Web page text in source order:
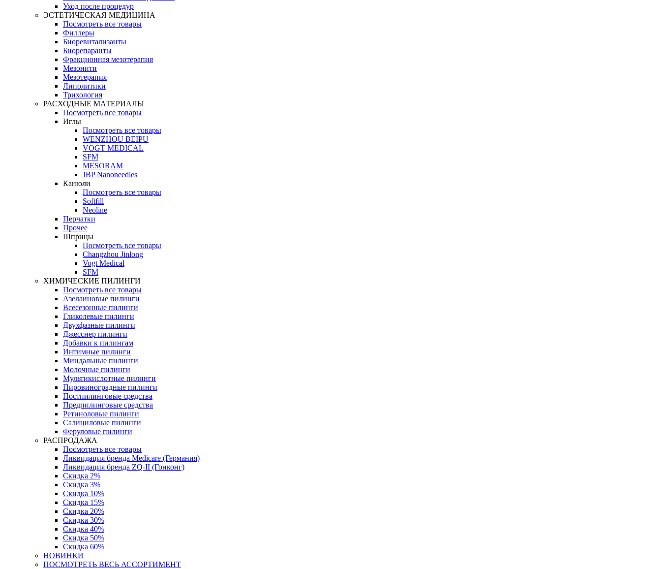
Уход после процедур
ЭСТЕТИЧЕСКАЯ МЕДИЦИНА
Посмотреть все товары
Филлеры
Биоревитализанты
Биорепаранты
Фракционная мезотерапия
Мезонити
Мезотерапия
Липолитики
Трихология
РАСХОДНЫЕ МАТЕРИАЛЫ
Посмотреть все товары
Иглы
Посмотреть все товары
WENZHOU BEIPU
VOGT MEDICAL
SFM
MESORAM
JBP Nanoneedles
Канюли
Посмотреть все товары
Softfill
Neoline
Перчатки
Прочее
Шприцы
Посмотреть все товары
Changzhou Jinlong
Vogt Medical
SFM
ХИМИЧЕСКИЕ ПИЛИНГИ
Посмотреть все товары
Азелаиновые пилинги
Всесезонные пилинги
Гликолевые пилинги
Двухфазные пилинги
Джесснер пилинги
Добавки к пилингам
Интимные пилинги
Миндальные пилинги
Молочные пилинги
Мультикислотные пилинги
Пировиноградные пилинги
Постпилинговые средства
Предпилинговые средства
Ретиноловые пилинги
Салициловые пилинги
Феруловые пилинги
РАСПРОДАЖА
Посмотреть все товары
Ликвидация бренда Medicare (Германия)
Ликвидация бренда ZQ-II (Гонконг)
Скидка 2%
Скидка 3%
Скидка 10%
Скидка 15%
Скидка 20%
Скидка 30%
Скидка 40%
Скидка 50%
Скидка 60%
НОВИНКИ
ПОСМОТРЕТЬ ВЕСЬ АССОРТИМЕНТ